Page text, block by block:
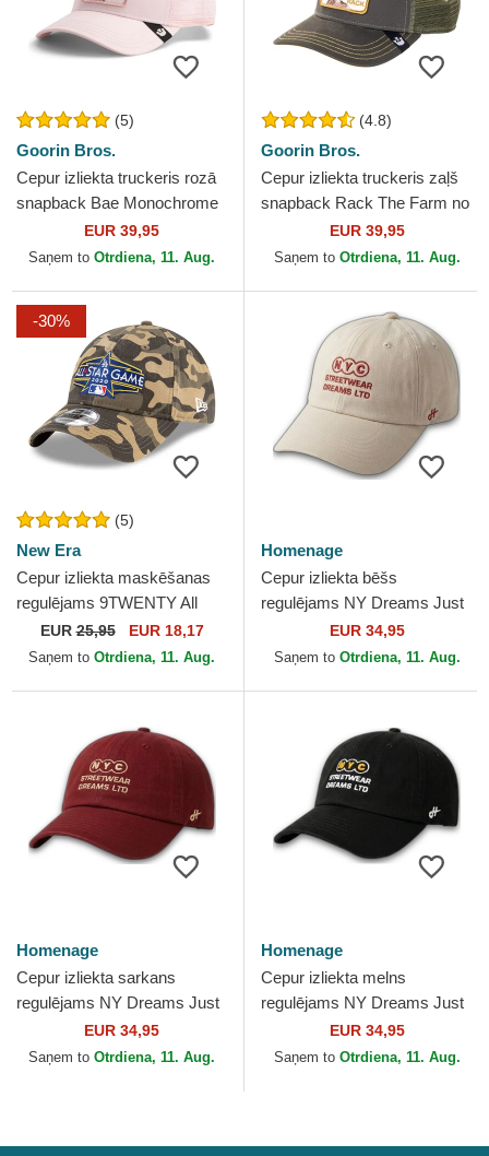
(5)
Goorin Bros.
Cepur izliekta truckeris rozā
snapback Bae Monochrome
The Farm no Goorin Bros.
EUR 39,95
Saņem to Otrdiena, 11. Aug.
(4.8)
Goorin Bros.
Cepur izliekta truckeris zaļš
snapback Rack The Farm no
Goorin Bros.EUR 39,95
Saņem to Otrdiena, 11. Aug.
-30%
(5)
New Era
Cepur izliekta maskēšanas
regulējams 9TWENTY All
Star Game Core Classic no
Los Angeles Dodgers...
EUR25,95 EUR 18,17
Saņem to Otrdiena, 11. Aug.
Homenage
Cepur izliekta bēšs
regulējams NY Dreams Just
Kids The 90s no Homenage
EUR 34,95
Saņem to Otrdiena, 11. Aug.
Homenage
Cepur izliekta sarkans
regulējams NY Dreams Just
Kids The 90s no Homenage
EUR 34,95
Saņem to Otrdiena, 11. Aug.
Homenage
Cepur izliekta melns
regulējams NY Dreams Just
Kids The 90s no Homenage
EUR 34,95
Saņem to Otrdiena, 11. Aug.